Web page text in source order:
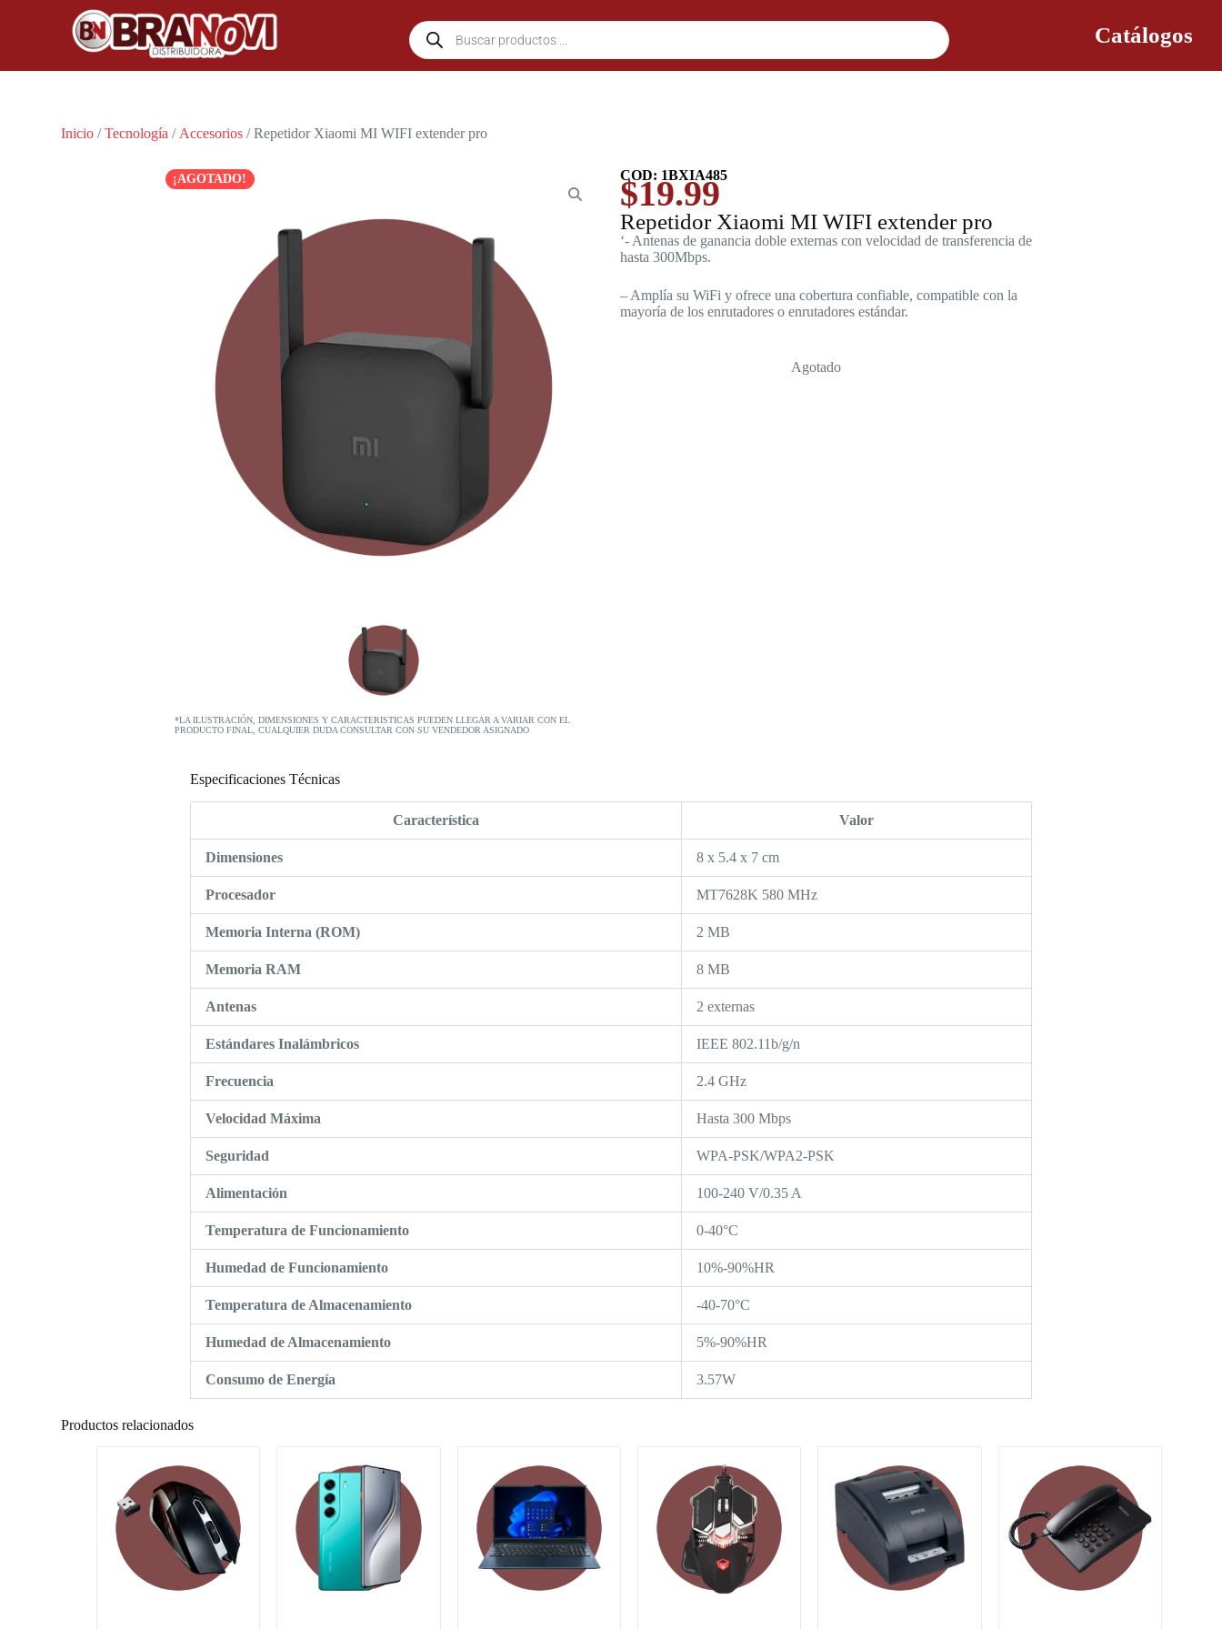
Catálogos
Inicio /Tecnología / Accesorios / Repetidor Xiaomi MI WIFI extender pro
¡AGOTADO!
*LA ILUSTRACIÓN, DIMENSIONES Y CARACTERISTICAS PUEDEN LLEGAR A VARIAR CON EL
PRODUCTO FINAL, CUALQUIER DUDA CONSULTAR CON SU VENDEDOR ASIGNADO
COD: 1BXIA485
$19.99
Repetidor Xiaomi MI WIFI extender pro
‘- Antenas de ganancia doble externas con velocidad de transferencia de
hasta 300Mbps.
– Amplía su WiFi y ofrece una cobertura confiable, compatible con la
mayoría de los enrutadores o enrutadores estándar.
Agotado
Especificaciones Técnicas
Característica Valor
Dimensiones 8 x 5.4 x 7 cm
Procesador MT7628K 580 MHz
Memoria Interna (ROM) 2 MB
Memoria RAM 8 MB
Antenas 2 externas
Estándares Inalámbricos IEEE 802.11b/g/n
Frecuencia 2.4 GHz
Velocidad Máxima Hasta 300 Mbps
Seguridad WPA-PSK/WPA2-PSK
Alimentación 100-240 V/0.35 A
Temperatura de Funcionamiento 0-40°C
Humedad de Funcionamiento 10%-90%HR
Temperatura de Almacenamiento -40-70°C
Humedad de Almacenamiento 5%-90%HR
Consumo de Energía 3.57W
Productos relacionados